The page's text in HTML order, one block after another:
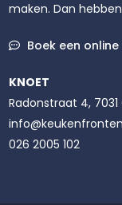
maken. Dan
Boek een
KNOET
Radonstraat 4, 7031
026 2005 102